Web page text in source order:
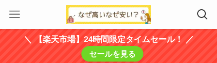
＼ 【楽天市場】24時間限定タイムセール！ ／
セールを見る